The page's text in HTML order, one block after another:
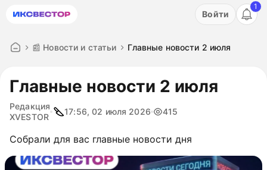
Акция: бесплатный пробный период на 3 дня!
Войти
1
📰 Новости и статьи Главные новости 2 июля
Главные новости 2 июля
Редакция
XVESTOR
17:56, 02 июля 2026 415
Собрали для вас главные новости дня